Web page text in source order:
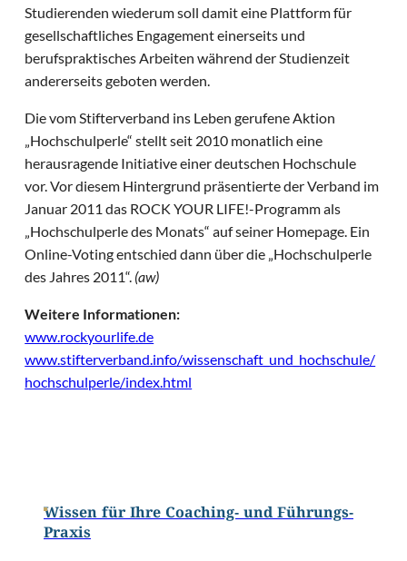
Studierenden wiederum soll damit eine Plattform für
gesellschaftliches Engagement einerseits und
berufspraktisches Arbeiten während der Studienzeit
andererseits geboten werden.
Die vom Stifterverband ins Leben gerufene Aktion
„Hochschulperle“ stellt seit 2010 monatlich eine
herausragende Initiative einer deutschen Hochschule
vor. Vor diesem Hintergrund präsentierte der Verband im
Januar 2011 das ROCK YOUR LIFE!-Programm als
„Hochschulperle des Monats“ auf seiner Homepage. Ein
Online-Voting entschied dann über die „Hochschulperle
des Jahres 2011“. (aw)
Weitere Informationen:
www.rockyourlife.de
www.stifterverband.info/wissenschaft_und_hochschule/
hochschulperle/index.html
Wissen für Ihre Coaching- und Führungs-
Praxis